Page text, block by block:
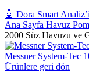
🤖 Dora Smart
Ana Sayfa Havuz
2000 Süz Havuzu ve
Messner System-Tec
Ürünlere geri dön